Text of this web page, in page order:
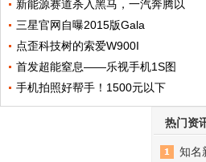
新能源赛道杀入黑马，一汽奔腾以
三星官网自曝2015版Gala
点歪科技树的索爱W900I
首发超能窒息——乐视手机1S图
手机拍照好帮手！1500元以下
热门资
知名